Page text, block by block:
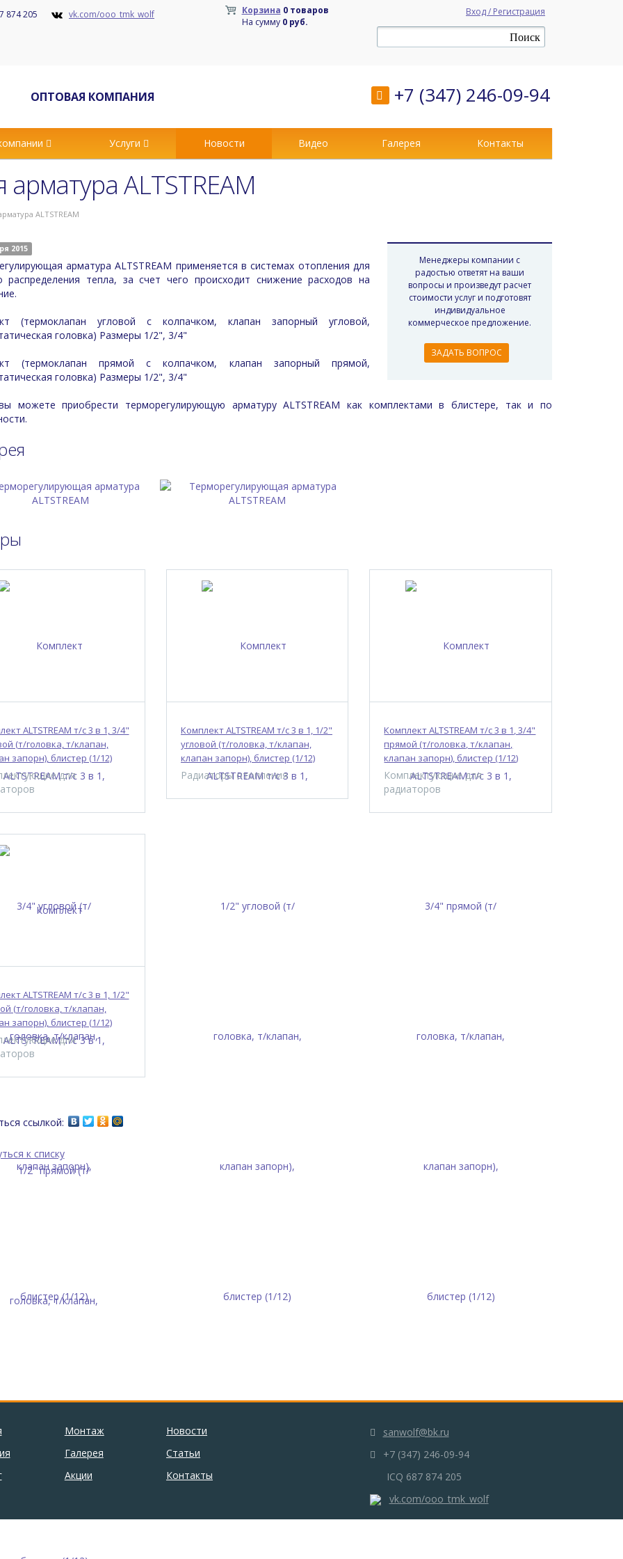
874 205 vk.com/ooo_tmk_wolf Корзина 0 товаров
На сумму 0 руб.
Вход / Регистрация
ОПТОВАЯ КОМПАНИЯ +7 (347) 246-09-94
Услуги Новости Видео Галерея Контакты
ALTSTREAM
ALTSTREAM
Менеджеры компании с
радостью ответят на ваши
вопросы и произведут расчет
стоимости услуг и подготовят
индивидуальное
коммерческое предложение.
ЗАДАТЬ ВОПРОС
2015
арматура ALTSTREAM применяется в системах отопления для
распределения тепла, за счет чего происходит снижение расходов на
(термоклапан угловой с колпачком, клапан запорный угловой,
головка) Размеры 1/2", 3/4"
(термоклапан прямой с колпачком, клапан запорный прямой,
головка) Размеры 1/2", 3/4"
можете приобрести терморегулирующую арматуру ALTSTREAM как комплектами в блистере, так и по
ALTSTREAM т/с 3 в 1, 3/4"
(т/головка, т/клапан,
запорн), блистер (1/12)
для
Комплект ALTSTREAM т/с 3 в 1, 1/2"
угловой (т/головка, т/клапан,
клапан запорн), блистер (1/12)
Радиаторы отопления
Комплект ALTSTREAM т/с 3 в 1, 3/4"
прямой (т/головка, т/клапан,
клапан запорн), блистер (1/12)
Комплектующие для
радиаторов
ALTSTREAM т/с 3 в 1, 1/2"
(т/головка, т/клапан,
запорн), блистер (1/12)
для
ссылкой:
к списку
Монтаж
Галерея
Акции
Новости
Статьи
Контакты
sanwolf@bk.ru
+7 (347) 246-09-94
ICQ 687 874 205
vk.com/ooo_tmk_wolf